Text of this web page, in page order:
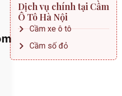
Dịch vụ chính tại Cầm
Ô Tô Hà Nội
Cầm xe ô tô
Cầm số đỏ